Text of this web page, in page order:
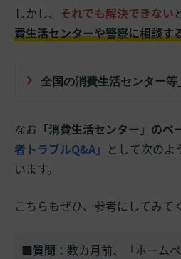
しかし、 それでも解決できない
費生活センターや警察に相談す
全国の消費生活センター等
なお 「消費生活センター」のペ
者トラブルQ&A」 として次のよ
います。
こちらもぜひ、参考にしてみて
■質問： 数カ月前、「ホーム